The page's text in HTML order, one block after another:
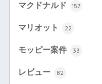
マクドナルド 157
マリオット 22
モッピー案件 33
レビュー 82